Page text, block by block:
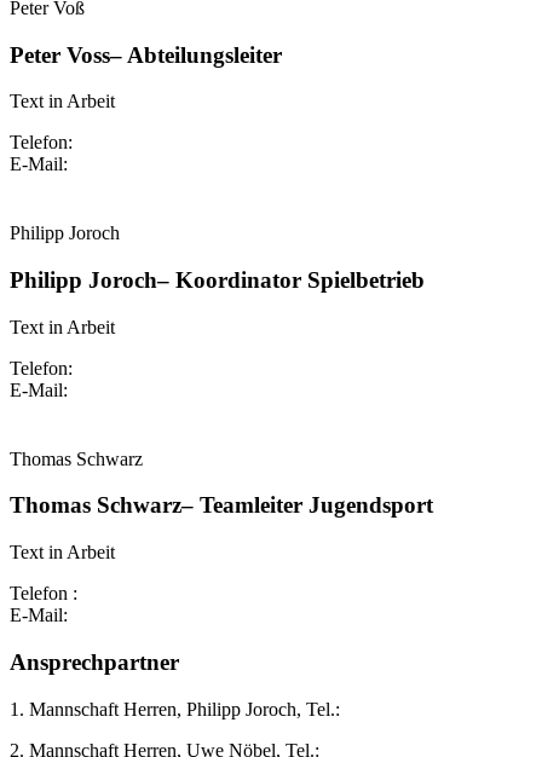
Peter Voß
Peter Voss– Abteilungsleiter
Text in Arbeit
Telefon:
E-Mail:
Philipp Joroch
Philipp Joroch– Koordinator Spielbetrieb
Text in Arbeit
Telefon:
E-Mail:
Thomas Schwarz
Thomas Schwarz– Teamleiter Jugendsport
Text in Arbeit
Telefon :
E-Mail:
Ansprechpartner
1. Mannschaft Herren, Philipp Joroch, Tel.:
2. Mannschaft Herren, Uwe Nöbel, Tel.: